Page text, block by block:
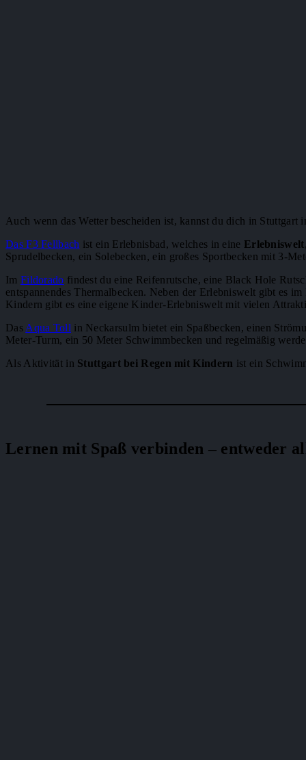
Auch wenn das Wetter bescheiden ist, kannst du dich in Stuttgart
Das F3 Fellbach ist ein Erlebnisbad, welches in eine Erlebniswelt
Sprudelbecken, ein Solebecken, ein großes Sportbecken mit 3-
Im Fildorado findest du eine Reifenrutsche, eine Black Hole
entspannendes Thermalbecken. Neben der Erlebniswelt gibt es
Kindern gibt es eine eigene Kinder-Erlebniswelt mit vielen
Das Aqua Toll in Neckarsulm bietet ein Spaßbecken, einen
Meter-Turm, ein 50 Meter Schwimmbecken und regelmäßig
Als Aktivität in Stuttgart bei Regen mit Kindern ist ein
Lernen mit Spaß verbinden – entweder